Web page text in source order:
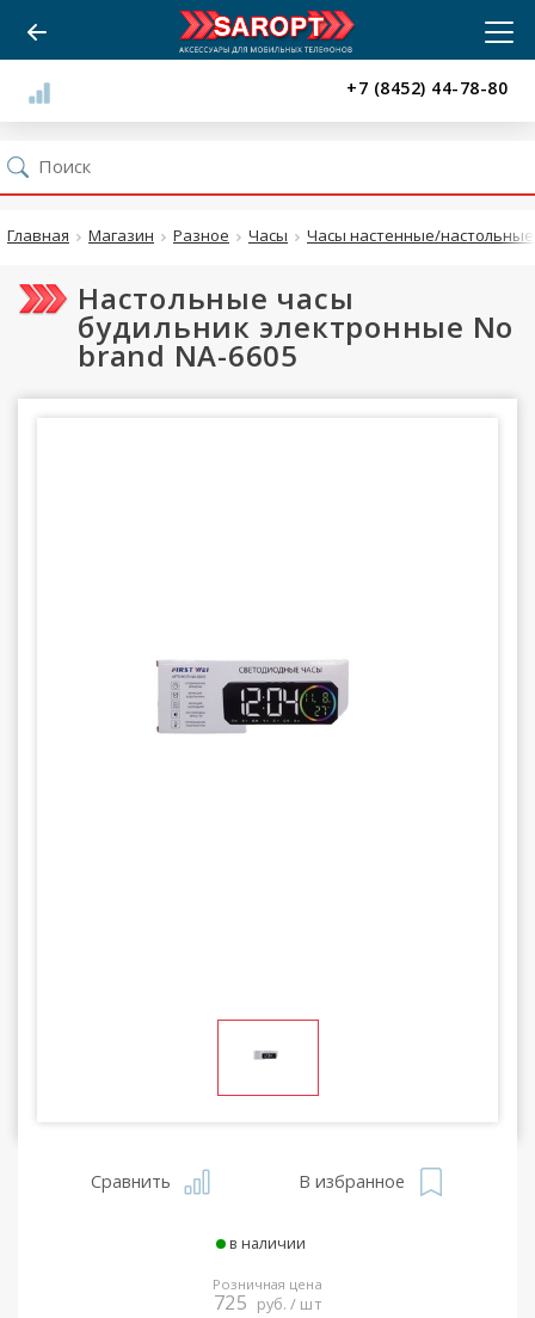
+7 (8452) 44-78-80
Главная Магазин Разное Часы Часы настенные/
Настольные часы
будильник электронные No
brand NA-6605
Сравнить В избранное
в наличии
Розничная цена
725 руб. / шт